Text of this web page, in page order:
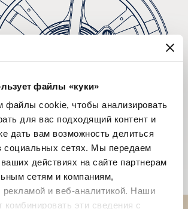
файлы «куки»
файлы cookie, чтобы анализировать
для вас подходящий контент и
дать вам возможность делиться
социальных сетях. Мы передаем
действиях на сайте партнерам
сетям и компаниям,
и веб-аналитикой. Наши
комбинировать эти сведения с